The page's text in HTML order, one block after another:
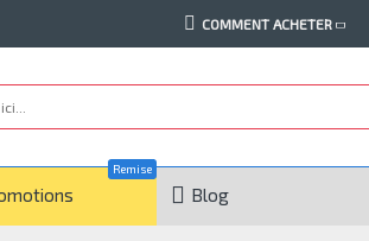
COMMENT ACHETER
Remise
Blog